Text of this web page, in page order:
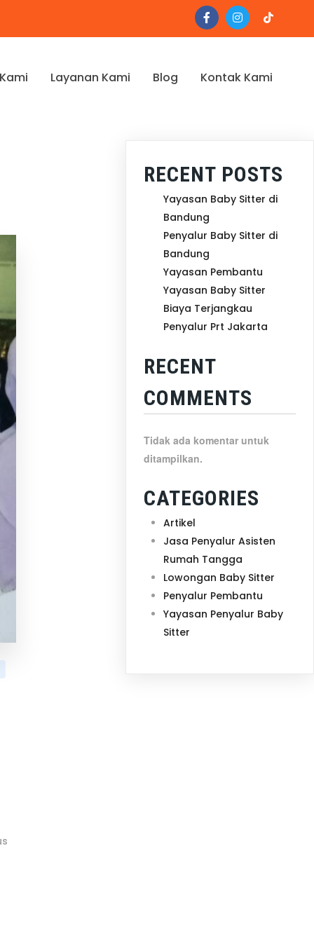
Layanan Kami Blog Kontak Kami
RECENT POSTS
Yayasan Baby Sitter di
Bandung
Penyalur Baby Sitter di
Bandung
Yayasan Pembantu
Yayasan Baby Sitter
Biaya Terjangkau
Penyalur Prt Jakarta
RECENT
COMMENTS
Tidak ada komentar untuk
ditampilkan.
CATEGORIES
Artikel
Jasa Penyalur Asisten
Rumah Tangga
Lowongan Baby Sitter
Penyalur Pembantu
Yayasan Penyalur Baby
Sitter